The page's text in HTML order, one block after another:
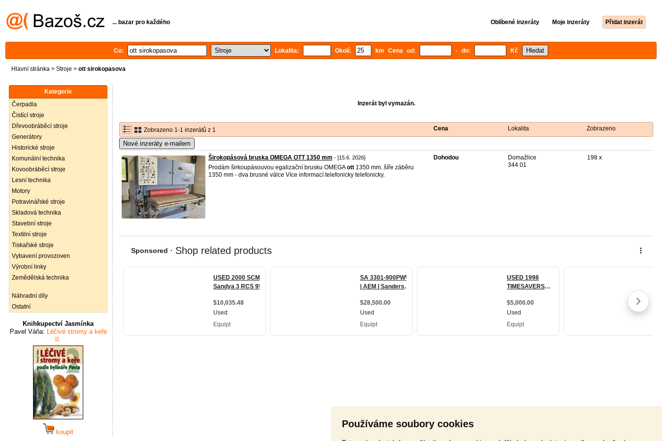
Používáme soubory cookies
... bazar pro každého Oblíbené inzeráty Moje inzeráty Přidat inzerát
Co: Lokalita: Okolí: km Cena od: - do: Kč
Hlavní stránka > Stroje > ott sirokopasova
Kategorie
Čerpadla
Čistící stroje
Dřevoobráběcí stroje
Generátory
Historické stroje
Komunální technika
Kovoobráběcí stroje
Lesní technika
Motory
Potravinářské stroje
Skladová technika
Stavební stroje
Textilní stroje
Tiskařské stroje
Vybavení provozoven
Výrobní linky
Zemědělská technika
Náhradní díly
Ostatní
Knihkupectví Jasmínka
Pavel Váňa: Léčivé stromy a keře
II.
koupit
Inzerát byl vymazán.
Zobrazeno 1-1 inzerátů z 1 Cena Lokalita Zobrazeno
Nové inzeráty e-mailem
Širokopásová bruska OMEGA OTT 1350 mm - [15.6. 2026]
Prodám širkoupásouvou egalizační brusku OMEGAott 1350 mm. šíře záběru
1350 mm - dva brusné válce Více informací telefonicky telefonicky.
Dohodou
Domažlice
344 01
198 x